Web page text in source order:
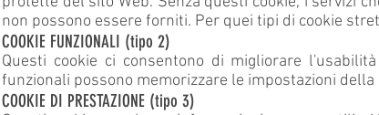
non possono essere forniti. Per quei tipi di cookie
COOKIE FUNZIONALI (tipo 2)
Questi cookie ci consentono di migliorare
funzionali possono memorizzare le impostazioni della
COOKIE DI PRESTAZIONE (tipo 3)